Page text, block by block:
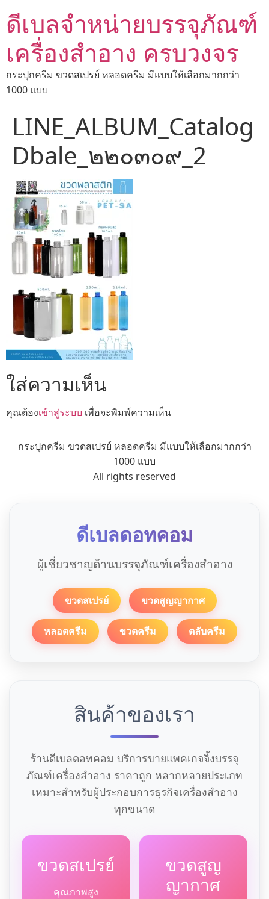
ดีเบลจำหน่ายบรรจุภัณฑ์
เครื่องสำอาง ครบวงจร
กระปุกครีม ขวดสเปรย์ หลอดครีม มีแบบให้เลือกมากกว่า
1000 แบบ
LINE_ALBUM_Catalog
Dbale_๒๒๐๓๐๙_2
ใส่ความเห็น
คุณต้องเข้าสู่ระบบ เพื่อจะพิมพ์ความเห็น
กระปุกครีม ขวดสเปรย์ หลอดครีม มีแบบให้เลือกมากกว่า
1000 แบบ
All rights reserved
ดีเบลดอทคอม
ผู้เชี่ยวชาญด้านบรรจุภัณฑ์เครื่องสำอาง
ขวดสเปรย์ ขวดสูญญากาศ
หลอดครีม ขวดครีม ตลับครีม
สินค้าของเรา
ร้านดีเบลดอทคอม บริการขายแพคเกจจิ้งบรรจุ
ภัณฑ์เครื่องสำอาง ราคาถูก หลากหลายประเภท
เหมาะสำหรับผู้ประกอบการธุรกิจเครื่องสำอาง
ทุกขนาด
ขวดสเปรย์
คุณภาพสูง
ขวดสูญ
ญากาศ